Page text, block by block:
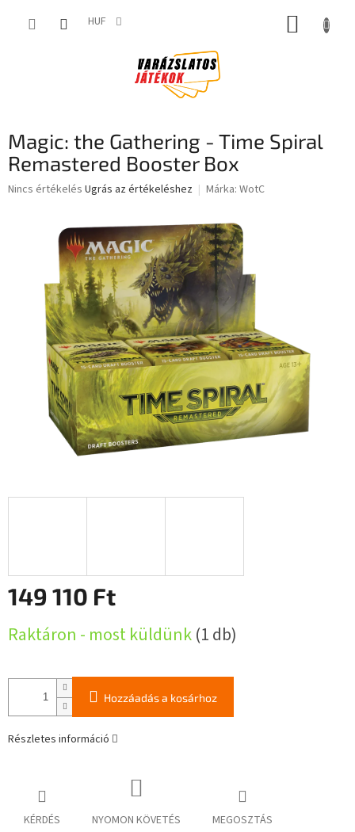
HUF KOSÁR
Magic: the Gathering - Time Spiral
Remastered Booster Box
A
értékelése
Nincs értékelés Ugrás az értékeléshez Márka: WotC
149 110 Ft
Raktáron - most küldünk(1 db)
Hozzáadás a kosárhoz
Részletes információ
KÉRDÉS NYOMON KÖVETÉS MEGOSZTÁS